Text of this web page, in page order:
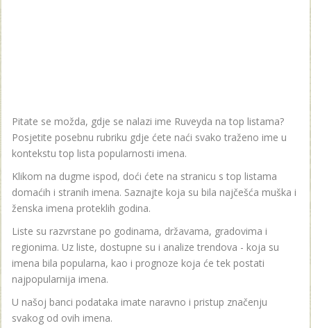
Pitate se možda, gdje se nalazi ime Ruveyda na top listama?
Posjetite posebnu rubriku gdje ćete naći svako traženo ime u
kontekstu top lista popularnosti imena.
Klikom na dugme ispod, doći ćete na stranicu s top listama
domaćih i stranih imena. Saznajte koja su bila najčešća muška i
ženska imena proteklih godina.
Liste su razvrstane po godinama, državama, gradovima i
regionima. Uz liste, dostupne su i analize trendova - koja su
imena bila popularna, kao i prognoze koja će tek postati
najpopularnija imena.
U našoj banci podataka imate naravno i pristup značenju
svakog od ovih imena.